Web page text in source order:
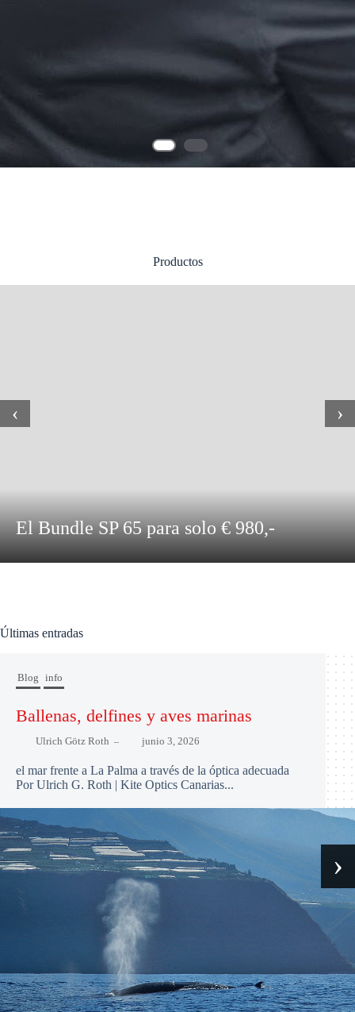
Productos
APC Stabilized 50 ED
‹ ›
Últimas entradas
Blog info
Ballenas, delfines y aves marinas
Ulrich Götz Roth – junio 3, 2026
el mar frente a La Palma a través de la óptica adecuada
Por Ulrich G. Roth | Kite Optics Canarias...
›